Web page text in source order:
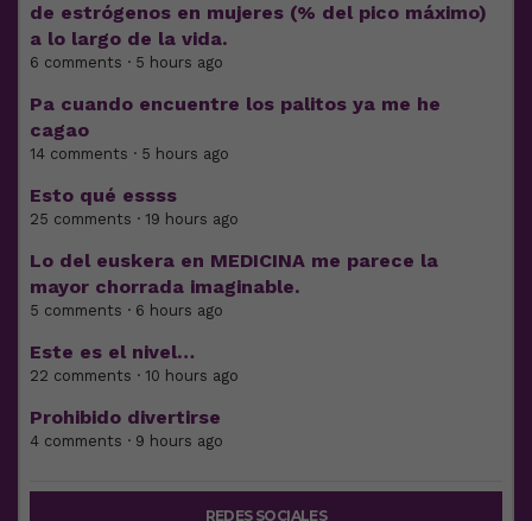
de estrógenos en mujeres (% del pico máximo)
a lo largo de la vida.
6 comments · 5 hours ago
Pa cuando encuentre los palitos ya me he
cagao
14 comments · 5 hours ago
Esto qué essss
25 comments · 19 hours ago
Lo del euskera en MEDICINA me parece la
mayor chorrada imaginable.
5 comments · 6 hours ago
Este es el nivel…
22 comments · 10 hours ago
Prohibido divertirse
4 comments · 9 hours ago
REDES SOCIALES